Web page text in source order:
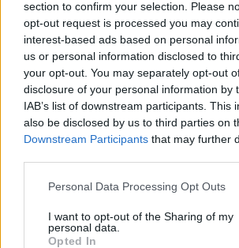
section to confirm your selection. Please
opt-out request is processed you may
interest-based ads based on personal
us or personal information disclosed to
your opt-out. You may separately opt-out
disclosure of your personal information by
IAB’s list of downstream participants. This
also be disclosed by us to third parties on
Downstream Participants that may further
Personal Data Processing Opt Outs
I want to opt-out of the Sharing of my
personal data.
Opted In
Για σχόλια, μηνύματα ή
σχετικά με τοMad.gr,
Facebook, επικοινωνήστε μέσω
ακολουθήστε μας στοInstagram.
social media Tik Tok
Mad.gr στο
News
Ακολουθήστε το